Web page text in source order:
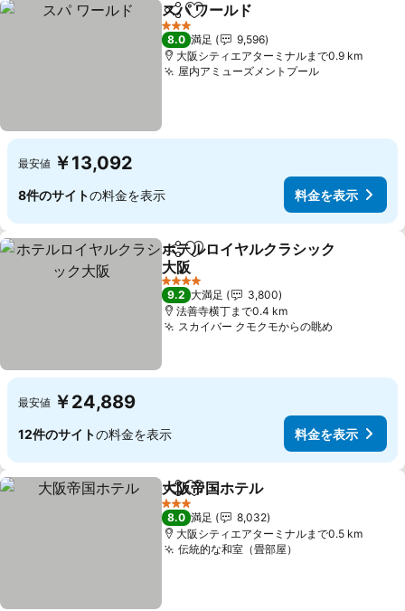
シェアお気に入りに追加
スパ ワールド
3 ホテルのランク
8.0 満足
9,596
大阪シティエアターミナルまで0.9 km
屋内アミューズメントプール料金を表示
最安値 ￥13,092
8件のサイトの料金を表示 料金を表示
シェアお気に入りに追加
ホテルロイヤルクラシック
大阪
料金を表示
4 ホテルのランク
9.2 大満足
3,800
法善寺横丁まで0.4 km
スカイバー クモクモからの眺め
最安値 ￥24,889
12件のサイトの料金を表示 料金を表示
シェアお気に入りに追加
大阪帝国ホテル
3 ホテルのランク
8.0 満足
8,032
大阪シティエアターミナルまで0.5 km
伝統的な和室（畳部屋）